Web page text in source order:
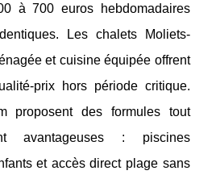
à 700 euros hebdomadaires
Les chalets Moliets-
et cuisine équipée offrent
prix hors période critique.
proposent des formules tout
avantageuses : piscines
et accès direct plage sans